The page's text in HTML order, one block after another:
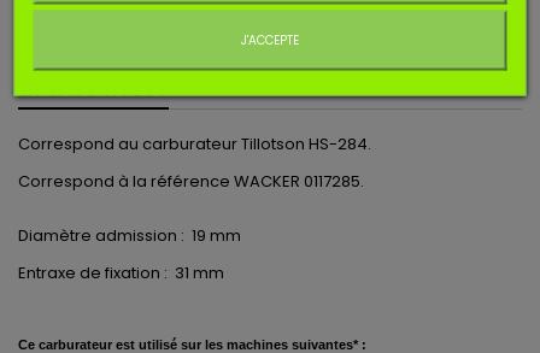
Ajouter au panier
EN SAVOIR PLUS
Correspond au carburateur Tillotson HS-284.
Correspond à la référence WACKER 0117285.
Diamètre admission : 19 mm
Entraxe de fixation : 31 mm
Ce carburateur est utilisé sur les machines suivantes* :
J'ACCEPTE